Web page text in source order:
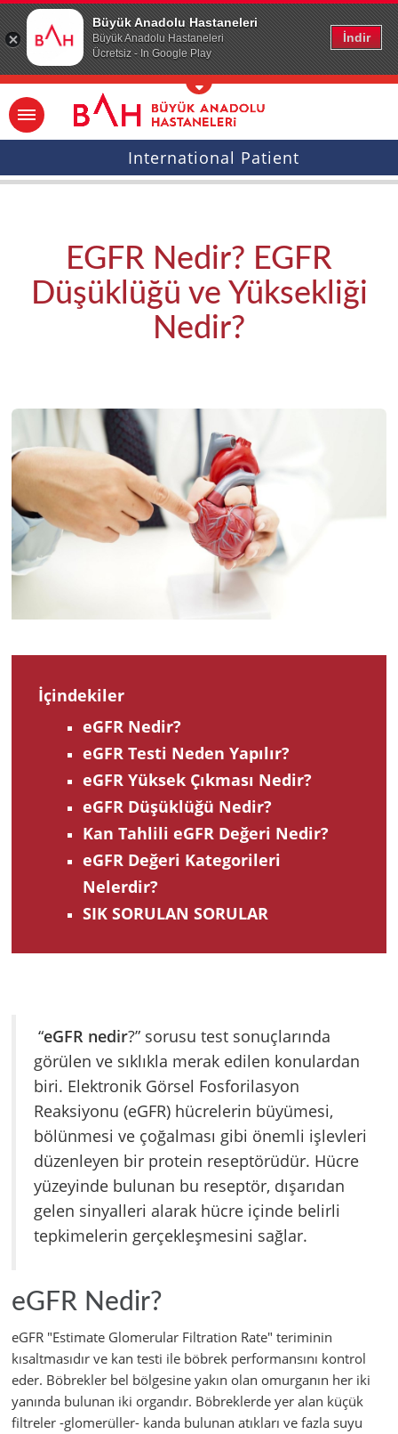
Büyük Anadolu Hastaneleri
Büyük Anadolu Hastaneleri
Ücretsiz - In Google Play
İndir
Ana icerige atla
International Patient
EGFR Nedir? EGFR
Düşüklüğü ve Yüksekliği
Nedir?
İçindekiler
eGFR Nedir?
eGFR Testi Neden Yapılır?
eGFR Yüksek Çıkması Nedir?
eGFR Düşüklüğü Nedir?
Kan Tahlili eGFR Değeri Nedir?
eGFR Değeri Kategorileri
Nelerdir?
SIK SORULAN SORULAR
“eGFR nedir?” sorusu test sonuçlarında
görülen ve sıklıkla merak edilen konulardan
biri. Elektronik Görsel Fosforilasyon
Reaksiyonu (eGFR) hücrelerin büyümesi,
bölünmesi ve çoğalması gibi önemli işlevleri
düzenleyen bir protein reseptörüdür. Hücre
yüzeyinde bulunan bu reseptör, dışarıdan
gelen sinyalleri alarak hücre içinde belirli
tepkimelerin gerçekleşmesini sağlar.
eGFR Nedir?
eGFR "Estimate Glomerular Filtration Rate" teriminin
kısaltmasıdır ve kan testi ile böbrek performansını kontrol
eder. Böbrekler bel bölgesine yakın olan omurganın her iki
yanında bulunan iki organdır. Böbreklerde yer alan küçük
filtreler -glomerüller- kanda bulunan atıkları ve fazla suyu